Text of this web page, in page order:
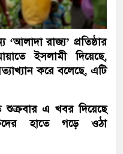
‘আলাদা রাজ্য’ প্রতিষ্ঠার
ইসলামী দিয়েছে,
করে বলেছে, এটি
শুক্রবার এ খবর দিয়েছে
হাতে গড়ে ওঠা